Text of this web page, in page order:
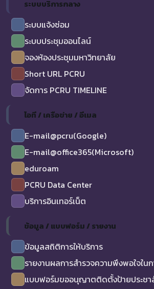
ระบบบริการกลาง
ระบบแจ้งซ่อม
ระบบประชุมออนไลน์
จองห้องประชุมมหาวิทยาลัย
Short URL PCRU
จัดการ PCRU TIMELINE
ไอที / เครือข่าย / อีเมล
E-mail@pcru(Google)
E-mail@office365(Microsoft)
eduroam
PCRU Data Center
บริการอินเทอร์เน็ต
ข้อมูล / แบบฟอร์ม / รายงาน
ข้อมูลสถิติการให้บริการ
รายงานผลการสำรวจความพึงพอใจใน
แบบฟอร์มขออนุญาตติดตั้งป้ายประช